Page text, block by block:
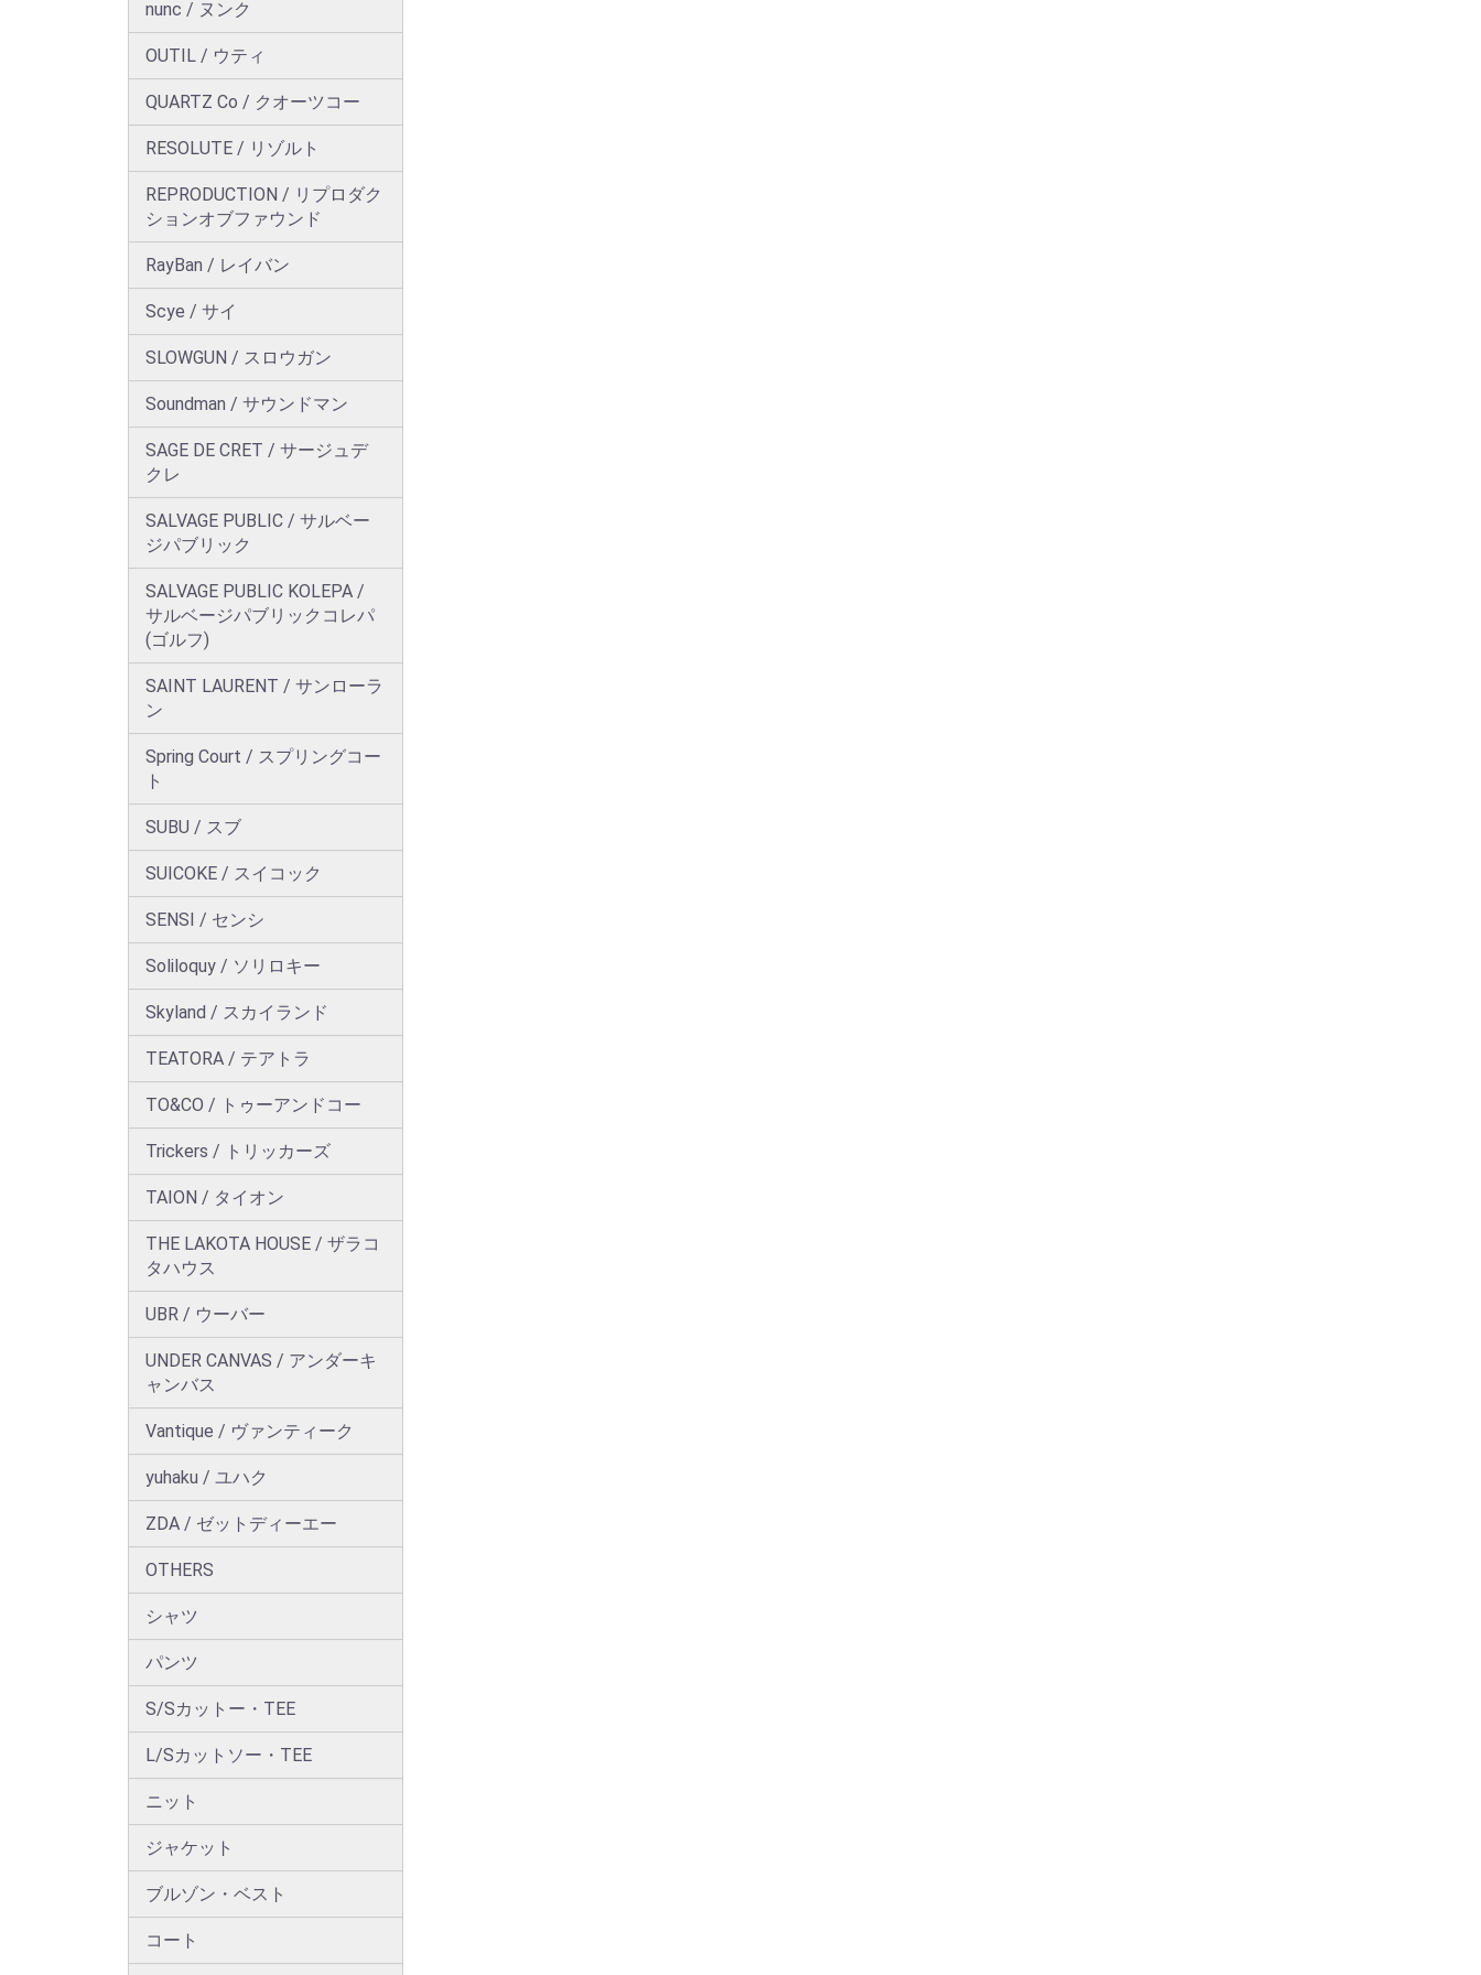
nunc / ヌンク
OUTIL / ウティ
QUARTZ Co / クオーツコー
RESOLUTE / リゾルト
REPRODUCTION / リプロダク
ションオブファウンド
RayBan / レイバン
Scye / サイ
SLOWGUN / スロウガン
Soundman / サウンドマン
SAGE DE CRET / サージュデ
クレ
SALVAGE PUBLIC / サルベー
ジパブリック
SALVAGE PUBLIC KOLEPA /
サルベージパブリックコレパ
(ゴルフ)
SAINT LAURENT / サンローラ
ン
Spring Court / スプリングコー
ト
SUBU / スブ
SUICOKE / スイコック
SENSI / センシ
Soliloquy / ソリロキー
Skyland / スカイランド
TEATORA / テアトラ
TO&CO / トゥーアンドコー
Trickers / トリッカーズ
TAION / タイオン
THE LAKOTA HOUSE / ザラコ
タハウス
UBR / ウーバー
UNDER CANVAS / アンダーキ
ャンバス
Vantique / ヴァンティーク
yuhaku / ユハク
ZDA / ゼットディーエー
OTHERS
シャツ
パンツ
S/Sカットー・TEE
L/Sカットソー・TEE
ニット
ジャケット
ブルゾン・ベスト
コート